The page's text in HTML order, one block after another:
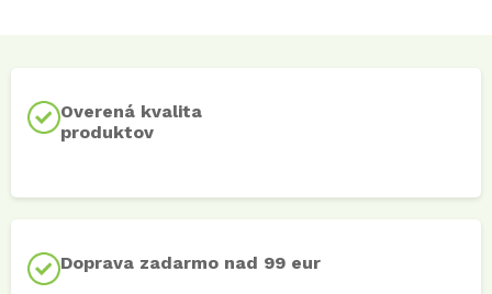
Overená kvalita
produktov
Doprava zadarmo nad 99 eur